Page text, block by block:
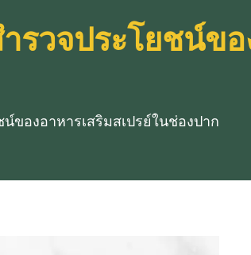
วจประโยชน์ขอ
ของอาหารเสริมสเปรย์ในช่องปาก